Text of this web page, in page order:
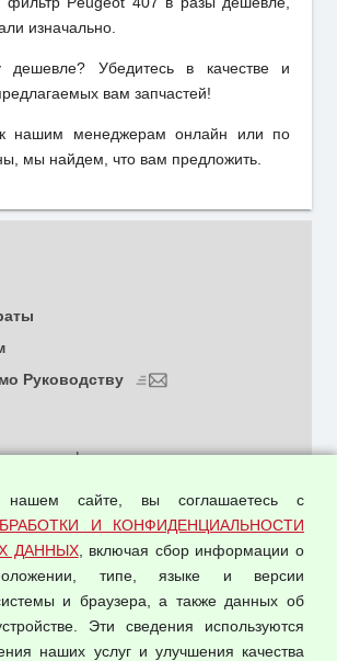
изначально.
Убедитесь в качестве и
вам запчастей!
к нашим менеджерам онлайн или по
мы найдем, что вам предложить.
и конфиденциальности
персональных данных
продажи
Руководству
нашем сайте, вы соглашаетесь с
И КОНФИДЕНЦИАЛЬНОСТИ
ДАННЫХ, включая сбор информации о
типе, языке и версии
и браузера, а также данных об
Эти сведения используются
наших услуг и улучшения качества